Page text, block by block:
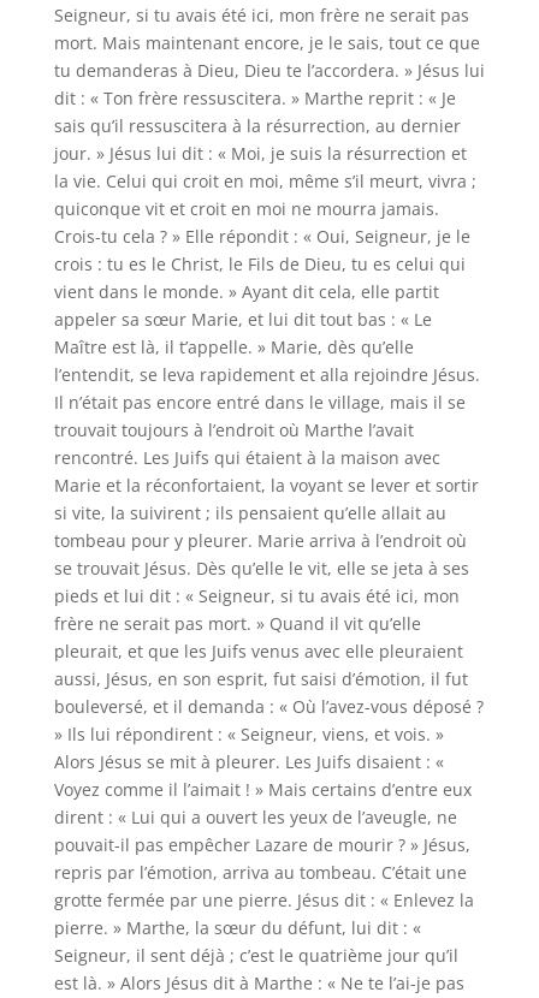
Seigneur, si tu avais été ici, mon frère ne serait pas
mort. Mais maintenant encore, je le sais, tout ce que
tu demanderas à Dieu, Dieu te l’accordera. » Jésus lui
dit : « Ton frère ressuscitera. » Marthe reprit : « Je
sais qu’il ressuscitera à la résurrection, au dernier
jour. » Jésus lui dit : « Moi, je suis la résurrection et
la vie. Celui qui croit en moi, même s’il meurt, vivra ;
quiconque vit et croit en moi ne mourra jamais.
Crois-tu cela ? » Elle répondit : « Oui, Seigneur, je le
crois : tu es le Christ, le Fils de Dieu, tu es celui qui
vient dans le monde. » Ayant dit cela, elle partit
appeler sa sœur Marie, et lui dit tout bas : « Le
Maître est là, il t’appelle. » Marie, dès qu’elle
l’entendit, se leva rapidement et alla rejoindre Jésus.
Il n’était pas encore entré dans le village, mais il se
trouvait toujours à l’endroit où Marthe l’avait
rencontré. Les Juifs qui étaient à la maison avec
Marie et la réconfortaient, la voyant se lever et sortir
si vite, la suivirent ; ils pensaient qu’elle allait au
tombeau pour y pleurer. Marie arriva à l’endroit où
se trouvait Jésus. Dès qu’elle le vit, elle se jeta à ses
pieds et lui dit : « Seigneur, si tu avais été ici, mon
frère ne serait pas mort. » Quand il vit qu’elle
pleurait, et que les Juifs venus avec elle pleuraient
aussi, Jésus, en son esprit, fut saisi d’émotion, il fut
bouleversé, et il demanda : « Où l’avez-vous déposé ?
» Ils lui répondirent : « Seigneur, viens, et vois. »
Alors Jésus se mit à pleurer. Les Juifs disaient : «
Voyez comme il l’aimait ! » Mais certains d’entre eux
dirent : « Lui qui a ouvert les yeux de l’aveugle, ne
pouvait-il pas empêcher Lazare de mourir ? » Jésus,
repris par l’émotion, arriva au tombeau. C’était une
grotte fermée par une pierre. Jésus dit : « Enlevez la
pierre. » Marthe, la sœur du défunt, lui dit : «
Seigneur, il sent déjà ; c’est le quatrième jour qu’il
est là. » Alors Jésus dit à Marthe : « Ne te l’ai-je pas